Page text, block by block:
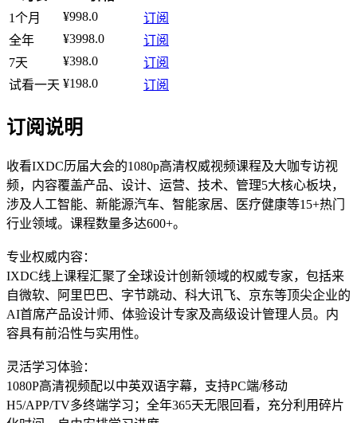
1个月
¥998.0
订阅
全年
¥3998.0
订阅
7天
¥398.0
订阅
试看一天 ¥198.0 订阅
订阅说明
收看IXDC历届大会的1080p高清权威视频课程及大咖专访视
频，内容覆盖产品、设计、运营、技术、管理5大核心板块，
涉及人工智能、新能源汽车、智能家居、医疗健康等15+热门
行业领域。课程数量多达600+。
专业权威内容：
IXDC线上课程汇聚了全球设计创新领域的权威专家，包括来
自微软、阿里巴巴、字节跳动、科大讯飞、京东等顶尖企业的
AI首席产品设计师、体验设计专家及高级设计管理人员。内
容具有前沿性与实用性。
灵活学习体验：
1080P高清视频配以中英双语字幕，支持PC端/移动
H5/APP/TV多终端学习；全年365天无限回看，充分利用碎片